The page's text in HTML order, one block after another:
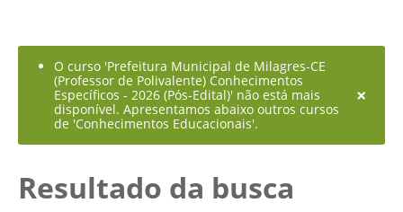
O curso 'Prefeitura Municipal de Milagres-CE
(Professor de Polivalente) Conhecimentos
Específicos - 2026 (Pós-Edital)' não está mais
disponível. Apresentamos abaixo outros cursos
de 'Conhecimentos Educacionais'.
×
Resultado da busca